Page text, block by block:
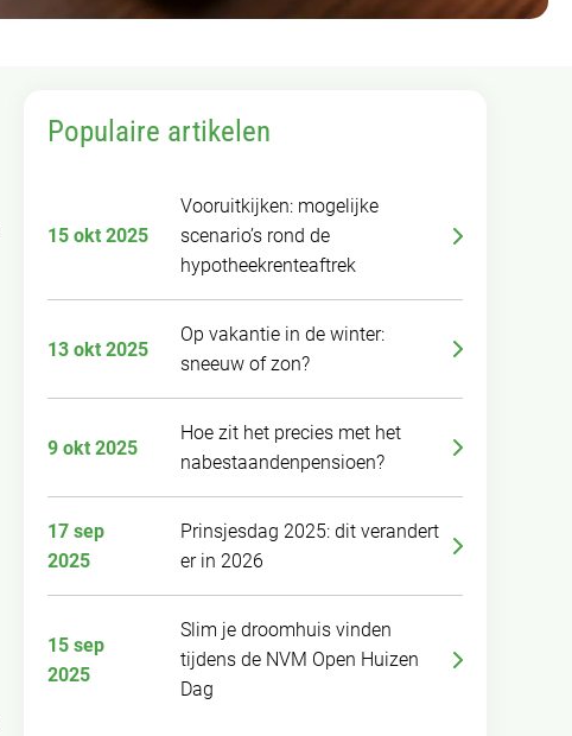
Populaire artikelen
15 okt 2025
Vooruitkijken: mogelijke
scenario’s rond de
hypotheekrenteaftrek
13 okt 2025
Op vakantie in de winter:
sneeuw of zon?
9 okt 2025
Hoe zit het precies met het
nabestaandenpensioen?
17 sep
2025
Prinsjesdag 2025: dit verandert
er in 2026
15 sep
2025
Slim je droomhuis vinden
tijdens de NVM Open Huizen
Dag